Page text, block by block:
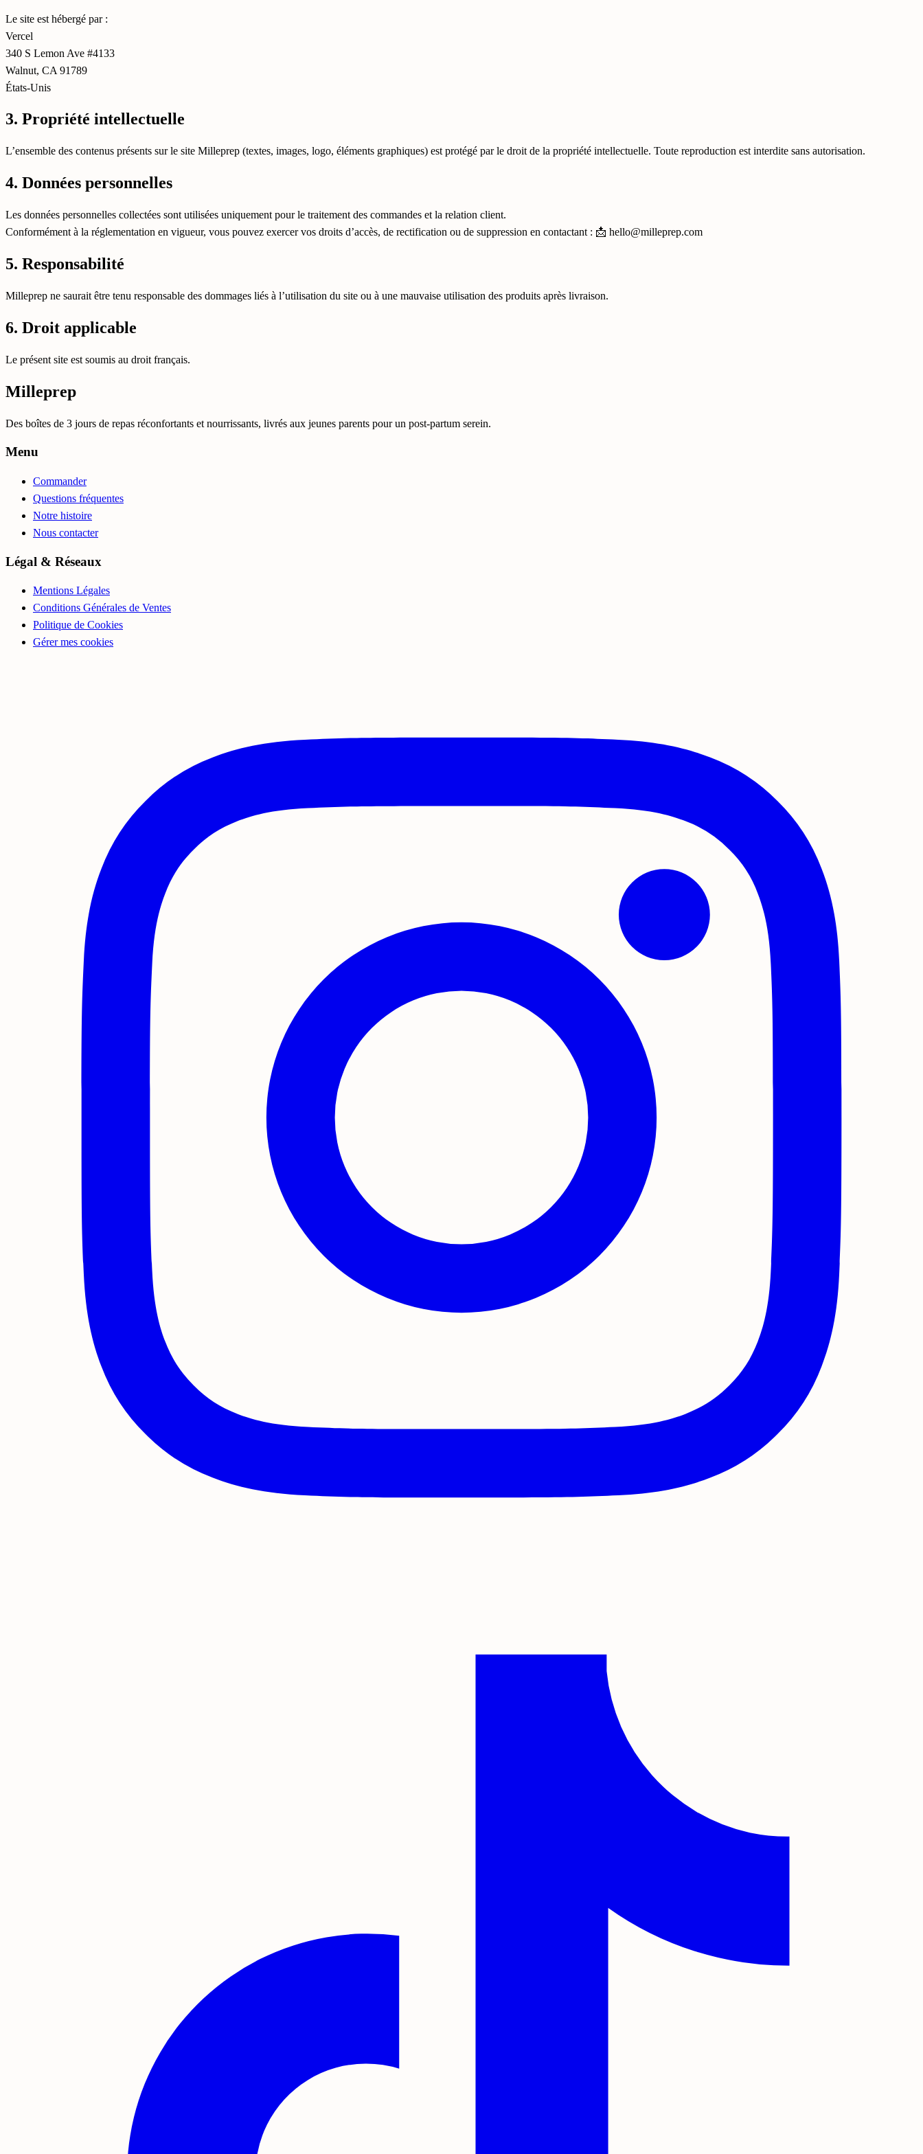
Le site est hébergé par :
Vercel
340 S Lemon Ave #4133
Walnut, CA 91789
États-Unis
3. Propriété intellectuelle
L’ensemble des contenus présents sur le site Milleprep (textes, images, logo, éléments graphiques) est protégé par le droit de la propriété intellectuelle. Toute reproduction est interdite sans autorisation.
4. Données personnelles
Les données personnelles collectées sont utilisées uniquement pour le traitement des commandes et la relation client.
Conformément à la réglementation en vigueur, vous pouvez exercer vos droits d’accès, de rectification ou de suppression en contactant : 📩 hello@milleprep.com
5. Responsabilité
Milleprep ne saurait être tenu responsable des dommages liés à l’utilisation du site ou à une mauvaise utilisation des produits après livraison.
6. Droit applicable
Le présent site est soumis au droit français.
Milleprep
Des boîtes de 3 jours de repas réconfortants et nourrissants, livrés aux jeunes parents pour un post-partum serein.
Menu
Commander
Questions fréquentes
Notre histoire
Nous contacter
Légal & Réseaux
Mentions Légales
Conditions Générales de Ventes
Politique de Cookies
Gérer mes cookies